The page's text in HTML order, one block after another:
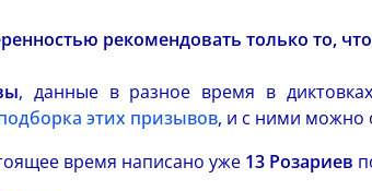
рекомендовать только то,
, данные в разное время в
этих призывов, и с ними можно
время написано уже 13 Розариев